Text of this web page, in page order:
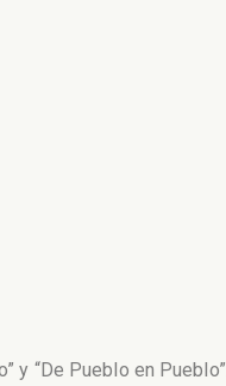
“De Pueblo en Pueblo”.